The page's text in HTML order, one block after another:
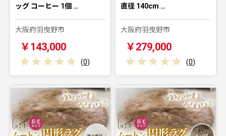
ッグ コーヒー 1個 …
大阪府羽曳野市
￥143,000
(0)
直径 140cm …
大阪府羽曳野市
￥279,000
(0)